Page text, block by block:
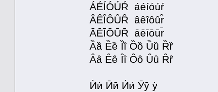
ÁÉÍÓÚŔ áéíóúŕ
ÂÊÎÔÛR̂ âêîôûr̂
ĀĒĪŌŪR̄ āēīōūr̄
Ȁȁ Ȅȅ Ȉȉ Ȍȍ Ȕȕ Ȑȑ
Ȃȃ Ȇȇ Ȋȋ Ȏȏ Ȗȗ Ȓȓ
Ѝѝ Ӣӣ И́и́ Ӯӯ ỳ